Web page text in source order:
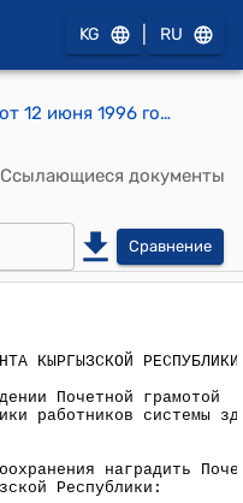
KG RU
Указ Президента КР от 12 июня 1996 года №УП-193 "О награждении Почетной грамотой Кыргызской Республики работников системы здравоохранения"
Ссылающиеся документы
Сравнение